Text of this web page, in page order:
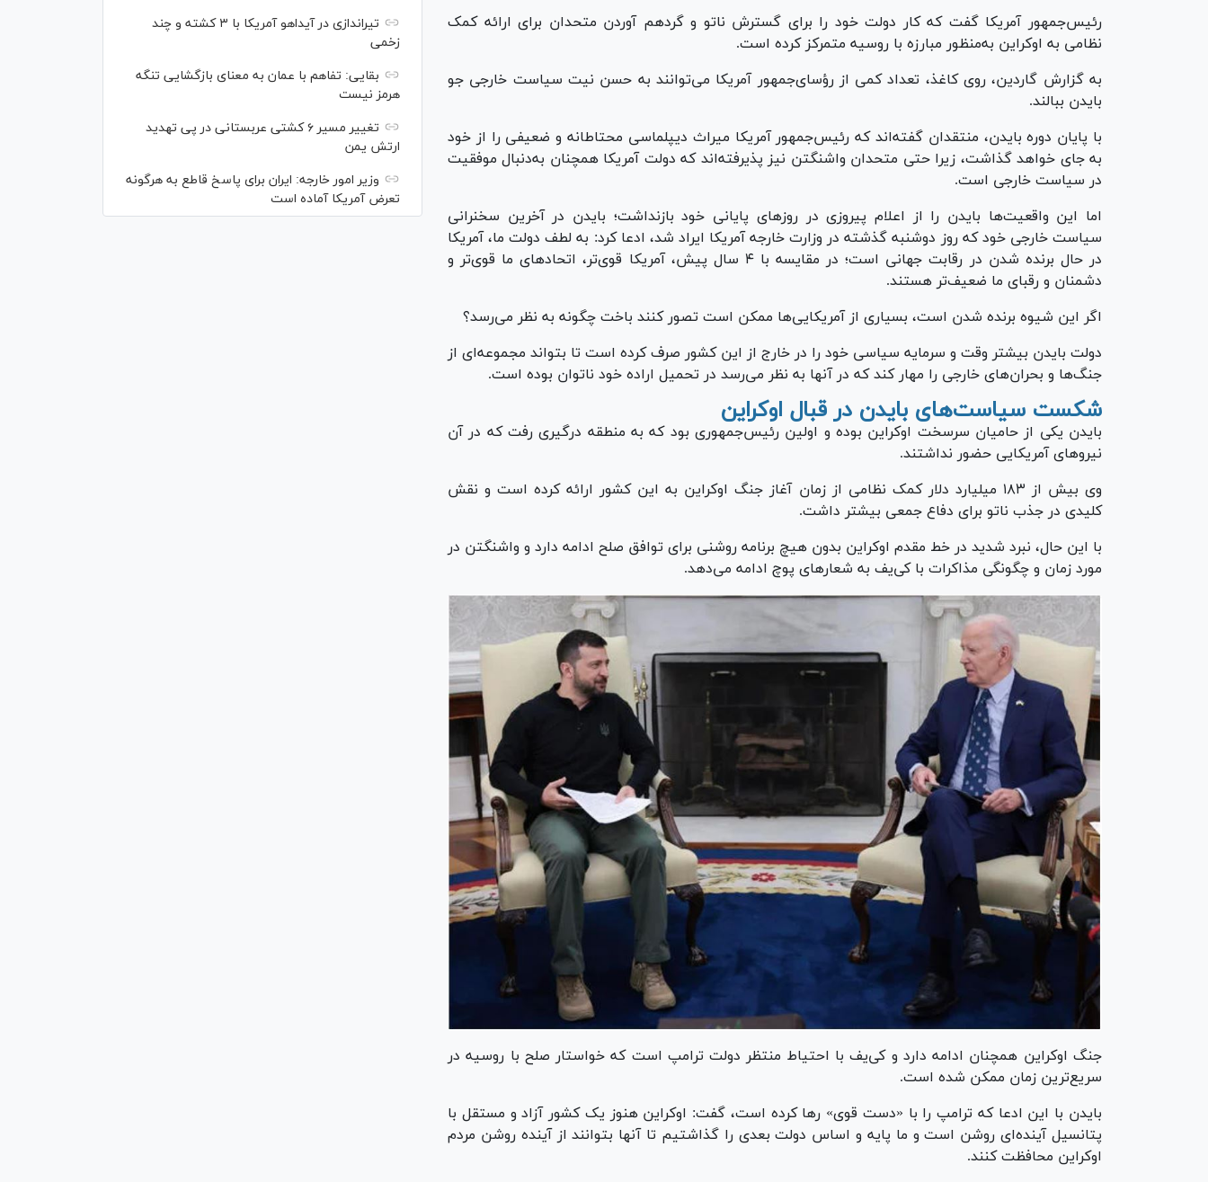
رئیس‌جمهور آمریکا گفت که کار دولت خود را برای گسترش ناتو و گردهم آوردن متحدان برای ارائه کمک
نظامی به اوکراین به‌منظور مبارزه با روسیه متمرکز کرده است.
به گزارش گاردین، روی کاغذ، تعداد کمی از رؤسای‌جمهور آمریکا می‌توانند به حسن نیت سیاست خارجی جو
بایدن ببالند.
با پایان دوره بایدن، منتقدان گفته‌اند که رئیس‌جمهور آمریکا میراث دیپلماسی محتاطانه و ضعیفی را از خود
به جای خواهد گذاشت، زیرا حتی متحدان واشنگتن نیز پذیرفته‌اند که دولت آمریکا همچنان به‌دنبال موفقیت
در سیاست خارجی است.
اما این واقعیت‌ها بایدن را از اعلام پیروزی در روز‌های پایانی خود بازنداشت؛ بایدن در آخرین سخنرانی
سیاست خارجی خود که روز دوشنبه گذشته در وزارت خارجه آمریکا ایراد شد، ادعا کرد: به لطف دولت ما، آمریکا
در حال برنده شدن در رقابت جهانی است؛ در مقایسه با ۴ سال پیش، آمریکا قوی‌تر، اتحاد‌های ما قوی‌تر و
دشمنان و رقبای ما ضعیف‌تر هستند.
اگر این شیوه برنده شدن است، بسیاری از آمریکایی‌ها ممکن است تصور کنند باخت چگونه به نظر می‌رسد؟
دولت بایدن بیشتر وقت و سرمایه سیاسی خود را در خارج از این کشور صرف کرده است تا بتواند مجموعه‌ای از
جنگ‌ها و بحران‌های خارجی را مهار کند که در آنها به نظر می‌رسد در تحمیل اراده خود ناتوان بوده است.
شکست سیاست‌های بایدن در قبال اوکراین
بایدن یکی از حامیان سرسخت اوکراین بوده و اولین رئیس‌جمهوری بود که به منطقه درگیری رفت که در آن
نیرو‌های آمریکایی حضور نداشتند.
وی بیش از ۱۸۳ میلیارد دلار کمک نظامی از زمان آغاز جنگ اوکراین به این کشور ارائه کرده است و نقش
کلیدی در جذب ناتو برای دفاع جمعی بیشتر داشت.
با این حال، نبرد شدید در خط مقدم اوکراین بدون هیچ برنامه روشنی برای توافق صلح ادامه دارد و واشنگتن در
مورد زمان و چگونگی مذاکرات با کی‌یف به شعار‌های پوچ ادامه می‌دهد.
جنگ اوکراین همچنان ادامه دارد و کی‌یف با احتیاط منتظر دولت ترامپ است که خواستار صلح با روسیه در
سریع‌ترین زمان ممکن شده است.
بایدن با این ادعا که ترامپ را با «دست قوی» رها کرده است، گفت: اوکراین هنوز یک کشور آزاد و مستقل با
پتانسیل آینده‌ای روشن است و ما پایه و اساس دولت بعدی را گذاشتیم تا آنها بتوانند از آینده روشن مردم
اوکراین محافظت کنند.
تیراندازی در آیداهو آمریکا با ۳ کشته و چند
زخمی
بقایی: تفاهم با عمان به معنای بازگشایی تنگه
هرمز نیست
تغییر مسیر ۶ کشتی عربستانی در پی تهدید
ارتش یمن
وزیر امور خارجه: ایران برای پاسخ قاطع به هرگونه
تعرض آمریکا آماده است